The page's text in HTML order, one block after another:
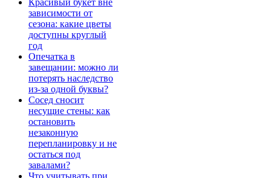
Красивый букет вне
зависимости от
сезона: какие цветы
доступны круглый
год
Опечатка в
завещании: можно ли
потерять наследство
из-за одной буквы?
Сосед сносит
несущие стены: как
остановить
незаконную
перепланировку и не
остаться под
завалами?